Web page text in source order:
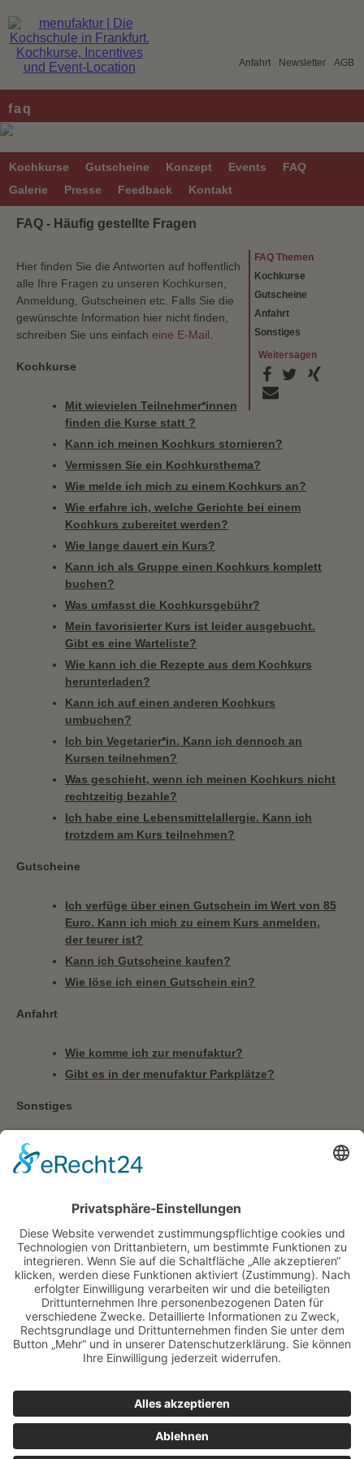
Anfahrt Newsletter AGB
faq
Kochkurse Gutscheine Konzept Events
FAQ
Galerie
Presse Feedback Kontakt
FAQ - Häufig gestellte Fragen
FAQ Themen
Kochkurse
Gutscheine
Anfahrt
Sonstiges
Weitersagen
Hier finden Sie die Antworten auf hoffentlich
alle Ihre Fragen zu unseren Kochkursen,
Anmeldung, Gutscheinen etc. Falls Sie die
gewünschte Information hier nicht finden,
schreiben Sie uns einfach eine E-Mail
Kochkurse
Mit wievielen Teilnehmer*innen
finden die Kurse statt ?
Kann ich meinen Kochkurs stornieren?
Vermissen Sie ein Kochkursthema?
Wie melde ich mich zu einem Kochkurs an?
Wie erfahre ich, welche Gerichte bei einem
Kochkurs zubereitet werden?
Wie lange dauert ein Kurs?
Kann ich als Gruppe einen Kochkurs komplett
buchen?
Was umfasst die Kochkursgebühr?
Mein favorisierter Kurs ist leider ausgebucht.
Gibt es eine Warteliste?
Wie kann ich die Rezepte aus dem Kochkurs
herunterladen?
Kann ich auf einen anderen Kochkurs
umbuchen?
Ich bin Vegetarier*in. Kann ich dennoch an
Kursen teilnehmen?
Was geschieht, wenn ich meinen Kochkurs nicht
rechtzeitig bezahle?
Ich habe eine Lebensmittelallergie. Kann ich
trotzdem am Kurs teilnehmen?
Gutscheine
Ich verfüge über einen Gutschein im Wert von 85
Euro. Kann ich mich zu einem Kurs anmelden,
der teurer ist?
Kann ich Gutscheine kaufen?
Wie löse ich einen Gutschein ein?
Anfahrt
Wie komme ich zur menufaktur?
Gibt es in der menufaktur Parkplätze?
Sonstiges
Sind Haustiere in der menufaktur willkommen?
haben und mit Lebensmitteln hantieren,
Haustieren Abstand zu nehmen. Vielen
Dank für Ihr Verständnis.
Wie lange darf ich in der menufaktur feiern?
Wieso eigentlich menufaktur?
Seite senden
©2007-2026menufakturGmbH
Startseite